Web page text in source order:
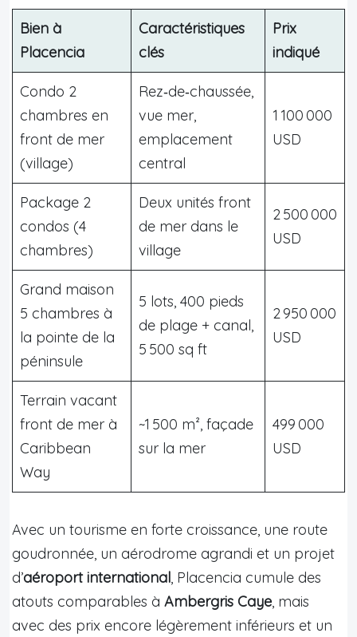
Bien à
Placencia
Caractéristiques
clés
Prix
indiqué
Condo 2
chambres en
front de mer
(village)
Rez‑de‑chaussée,
vue mer,
emplacement
central
1 100 000
USD
Package 2
condos (4
chambres)
Deux unités front
de mer dans le
village
2 500 000
USD
Grand maison
5 chambres à
la pointe de la
péninsule
5 lots, 400 pieds
de plage + canal,
5 500 sq ft
2 950 000
USD
Terrain vacant
front de mer à
Caribbean
Way
~1 500 m², façade
sur la mer
499 000
USD
Avec un tourisme en forte croissance, une route
goudronnée, un aérodrome agrandi et un projet
d’aéroport international, Placencia cumule des
atouts comparables à Ambergris Caye, mais
avec des prix encore légèrement inférieurs et un